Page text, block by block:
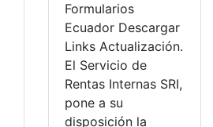
Formularios
Ecuador Descargar
Links Actualización.
El Servicio de
Rentas Internas SRI,
pone a su
disposición la